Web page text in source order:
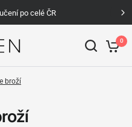
Možnost vrácení zboží do 30 dní
0
broží